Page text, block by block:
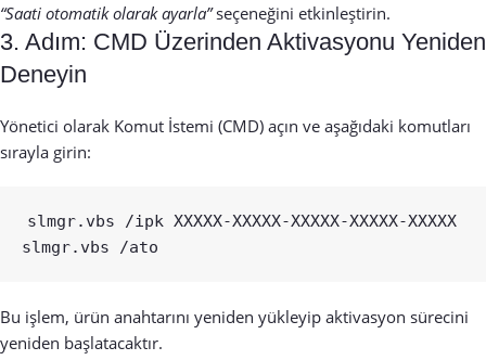
“Saati otomatik olarak ayarla”seçeneğini etkinleştirin.
3. Adım: CMD Üzerinden Aktivasyonu Yeniden
Deneyin
Yönetici olarak Komut İstemi (CMD) açın ve aşağıdaki komutları
sırayla girin:
slmgr.vbs /ipk XXXXX-XXXXX-XXXXX-XXXXX-XXXXX
slmgr.vbs /ato
Bu işlem, ürün anahtarını yeniden yükleyip aktivasyon sürecini
yeniden başlatacaktır.